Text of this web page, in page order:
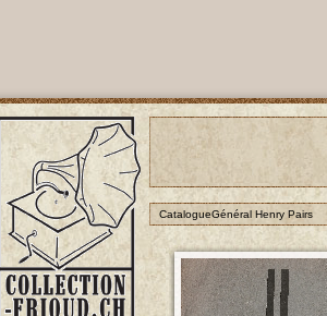
CatalogueGénéral Henry Pairs